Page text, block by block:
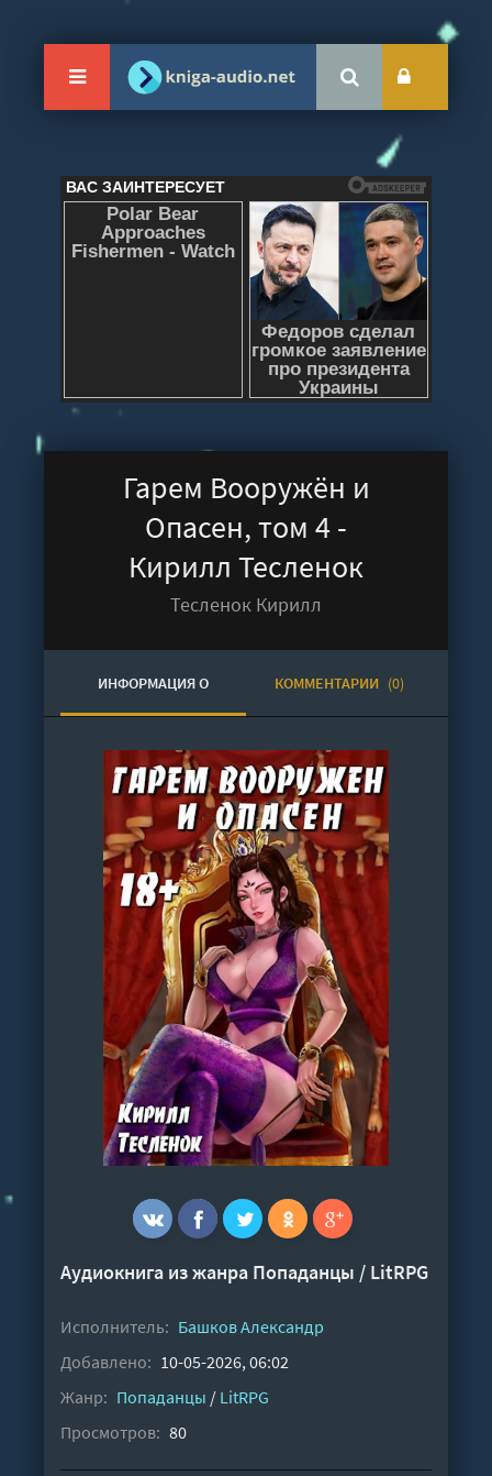
Гарем Вооружён и
Опасен, том 4 -
Кирилл Тесленок
Тесленок Кирилл
ИНФОРМАЦИЯ О
АУДИОКНИГЕ
КОММЕНТАРИИ (0)
Аудиокнига из жанра Попаданцы / LitRPG
Исполнитель: Башков Александр
Добавлено: 10-05-2026, 06:02
Жанр: Попаданцы / LitRPG
Просмотров: 80